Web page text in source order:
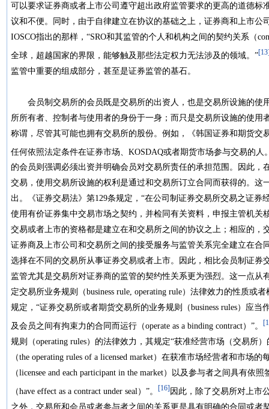
可以要求证券商或者上市公司遵守超出政府监管要求的更高的道德标
议和不便。同时，由于自律建立在协议的基础之上，证券商和上市公
IOSCO指出的那样，“SRO和其监管的个人和机构之间的契约关系（
全球，超越国家的界限，能够触及那些法定权力无法涉及的领域。”
监管中重要的组成部分，甚至是证券监管的基石。
会员制交易所的会员既是交易所的出资人，也是交易所设施的使
所所有者、控制者与使用者的身份于一身；而只是交易所设施的使用
称谓，尽管其可能也拥有交易所的股份。例如，《韩国证券和期货交
任何依照法定条件在证券市场、KOSDAQ或者期货市场参与交易的人
的会员则强调必须出资并明确会员对交易所责任的承担范围。因此，
交易，使用交易所设施的权利是通过和交易所订立合同而获得的。这
出。《证券交易法》第129条规定，“在公司制证券交易所交易之证
使用有价证券集中交易市场之契约，并检同有关资料，申报主管机关
交易或者上市的资格都是建立在和交易所之间的协议之上；相应的，
证券商及上市公司和交易所之间的接受服务与监管关系完全建立在合
选择在不同的交易所从事证券交易或者上市。因此，相比会员制证券
监管尤其是交易所对证券商的监管的契约性关系更为强烈。这一点从
定交易所业务规则（business rule, operating rule）法律效力的性质或
规定，“证券交易所或者期货交易所的业务规则（business rules）应
及会员之间有拘束力的合同而运行（operate as a binding contract）”。
规则（operating rules）的法律效力，其规定“获准经营市场（交易所
（the operating rules of a licensed market）在获准市场经营者和市场的
（licensee and each participant in the market）以及参与者之间具有依
（have effect as a contract under seal）”。 [16]因此，除了交易所对上市
之外，交易所和会员或者参与者之间的关系更是具有明确的合同或者